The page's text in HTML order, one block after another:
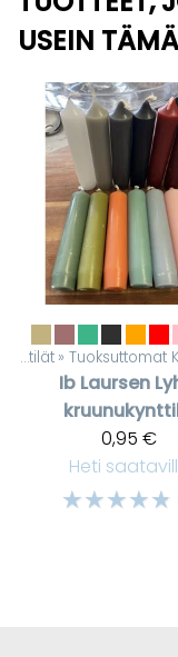
USEIN
Kynttilät ‪» Tuoksuttomat
Ib Laursen
0,95 €
Heti
☆☆☆☆☆